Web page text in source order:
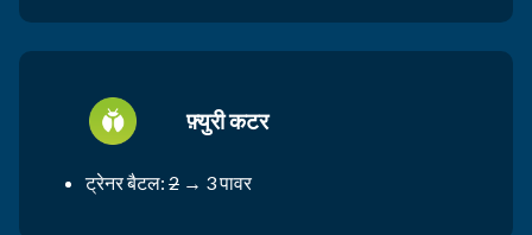
फ़्युरी कटर
ट्रेनर बैटल: 2 → 3 पावर